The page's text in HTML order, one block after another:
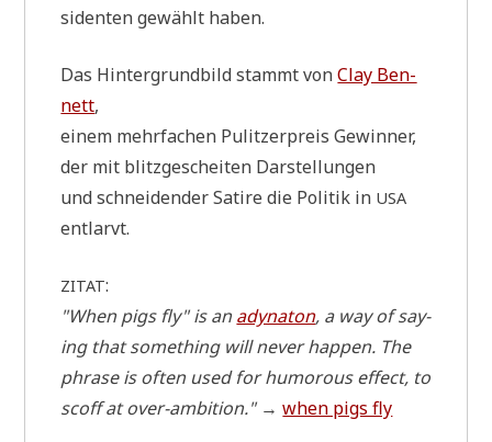
si­den­ten gewählt haben.
Das Hin­ter­grund­bild stammt vonClay Ben­
nett,
einem mehr­fa­chen Pulit­zer­preis Gewin­ner,
der mit blitz­ge­schei­ten Darstellungen
und schnei­den­der Sati­re die Poli­tik in USA
entlarvt.
ZITAT:
"When pigs fly" is an ady­na­ton, a way of say­
ing that some­thing will never hap­pen. The
phra­se is often used for humo­rous effect, to
scoff at over-ambi­ti­on."→when pigs fly